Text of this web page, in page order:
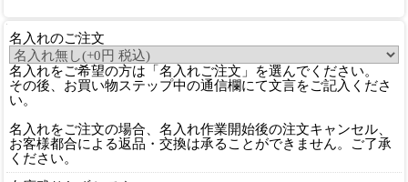
名入れのご注文
名入れをご希望の方は「名入れご注文」を選んでください。
その後、お買い物ステップ中の通信欄にて文言をご記入くださ
い。
名入れをご注文の場合、名入れ作業開始後の注文キャンセル、
お客様都合による返品・交換は承ることができません。ご了承
ください。